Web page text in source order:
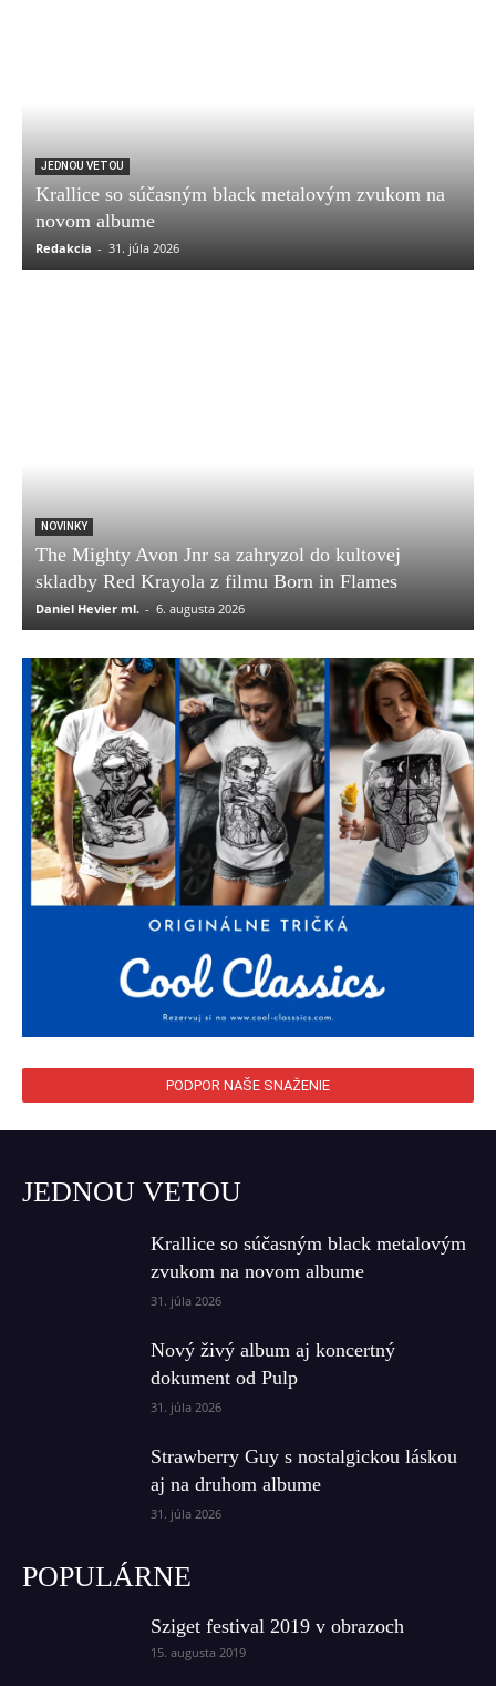
JEDNOU VETOU
Krallice so súčasným black metalovým zvukom na
novom albume
Redakcia - 31. júla 2026
NOVINKY
The Mighty Avon Jnr sa zahryzol do kultovej
skladby Red Krayola z filmu Born in Flames
Daniel Hevier ml. - 6. augusta 2026
PODPOR NAŠE SNAŽENIE
JEDNOU VETOU
Krallice so súčasným black metalovým
zvukom na novom albume
31. júla 2026
Nový živý album aj koncertný
dokument od Pulp
31. júla 2026
Strawberry Guy s nostalgickou láskou
aj na druhom albume
31. júla 2026
POPULÁRNE
Sziget festival 2019 v obrazoch
15. augusta 2019